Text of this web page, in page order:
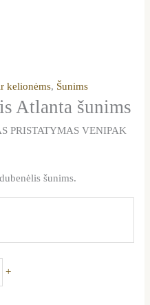
kelionėms, Šunims
Atlanta šunims
PRISTATYMAS VENIPAK
šunims.
+